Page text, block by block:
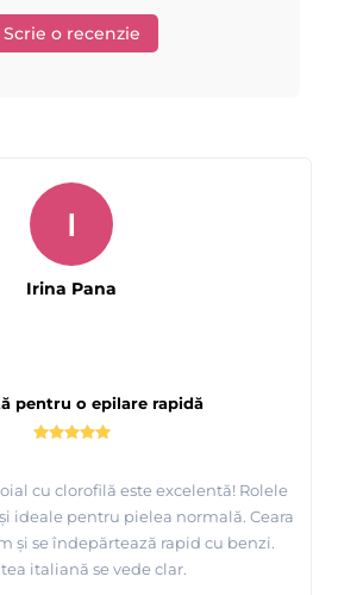
Scrie o recenzie
pentru o epilare rapidă
cu clorofilă este excelentă! Rolele
ideale pentru pielea normală. Ceara
și se îndepărtează rapid cu benzi.
italiană se vede clar.
I
Irina Pana